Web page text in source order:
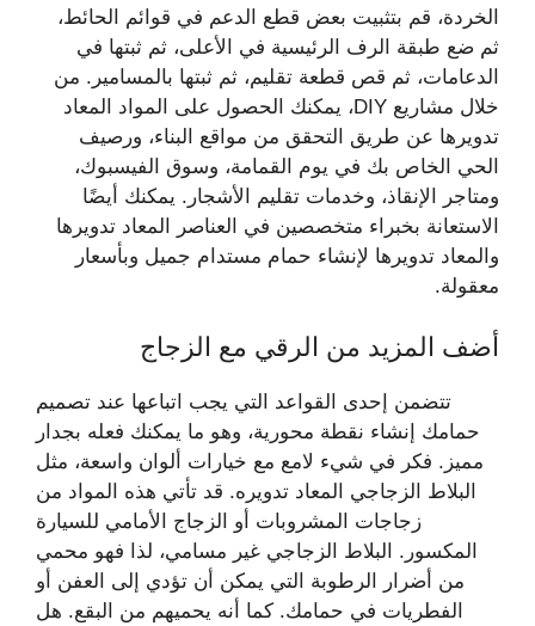
الخردة، قم بتثبيت بعض قطع الدعم في قوائم الحائط،
ثم ضع طبقة الرف الرئيسية في الأعلى، ثم ثبتها في
الدعامات، ثم قص قطعة تقليم، ثم ثبتها بالمسامير. من
خلال مشاريع DIY، يمكنك الحصول على المواد المعاد
تدويرها عن طريق التحقق من مواقع البناء، ورصيف
الحي الخاص بك في يوم القمامة، وسوق الفيسبوك،
ومتاجر الإنقاذ، وخدمات تقليم الأشجار. يمكنك أيضًا
الاستعانة بخبراء متخصصين في العناصر المعاد تدويرها
والمعاد تدويرها لإنشاء حمام مستدام جميل وبأسعار
معقولة.
أضف المزيد من الرقي مع الزجاج
تتضمن إحدى القواعد التي يجب اتباعها عند تصميم
حمامك إنشاء نقطة محورية، وهو ما يمكنك فعله بجدار
مميز. فكر في شيء لامع مع خيارات ألوان واسعة، مثل
البلاط الزجاجي المعاد تدويره. قد تأتي هذه المواد من
زجاجات المشروبات أو الزجاج الأمامي للسيارة
المكسور. البلاط الزجاجي غير مسامي، لذا فهو محمي
من أضرار الرطوبة التي يمكن أن تؤدي إلى العفن أو
الفطريات في حمامك. كما أنه يحميهم من البقع. هل